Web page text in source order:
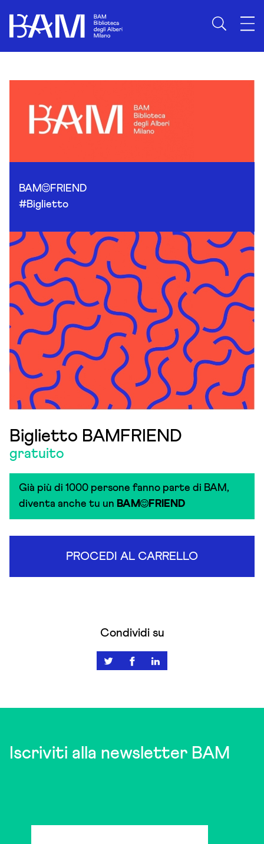
BAM
FRIEND
#Biglietto
Biglietto BAMFRIEND
gratuito
Già più di 1000 persone fanno parte di BAM,
diventa anche tu un BAM FRIEND
PROCEDI AL CARRELLO
Condividi su
Iscriviti alla newsletter BAM